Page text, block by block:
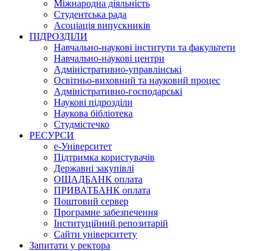
Міжнародна діяльність
Студентська рада
Асоціація випускників
ПІДРОЗДІЛИ
Навчально-наукові інститути та факультети
Навчально-наукові центри
Адміністративно-управлінські
Освітньо-виховний та науковий процес
Адміністративно-господарські
Наукові підрозділи
Наукова бібліотека
Студмістечко
РЕСУРСИ
е-Університет
Підтримка користувачів
Державні закупівлі
ОЩАДБАНК оплата
ПРИВАТБАНК оплата
Поштовий сервер
Програмне забезпечення
Інституційний репозитарій
Сайти університету
Запитати у ректора